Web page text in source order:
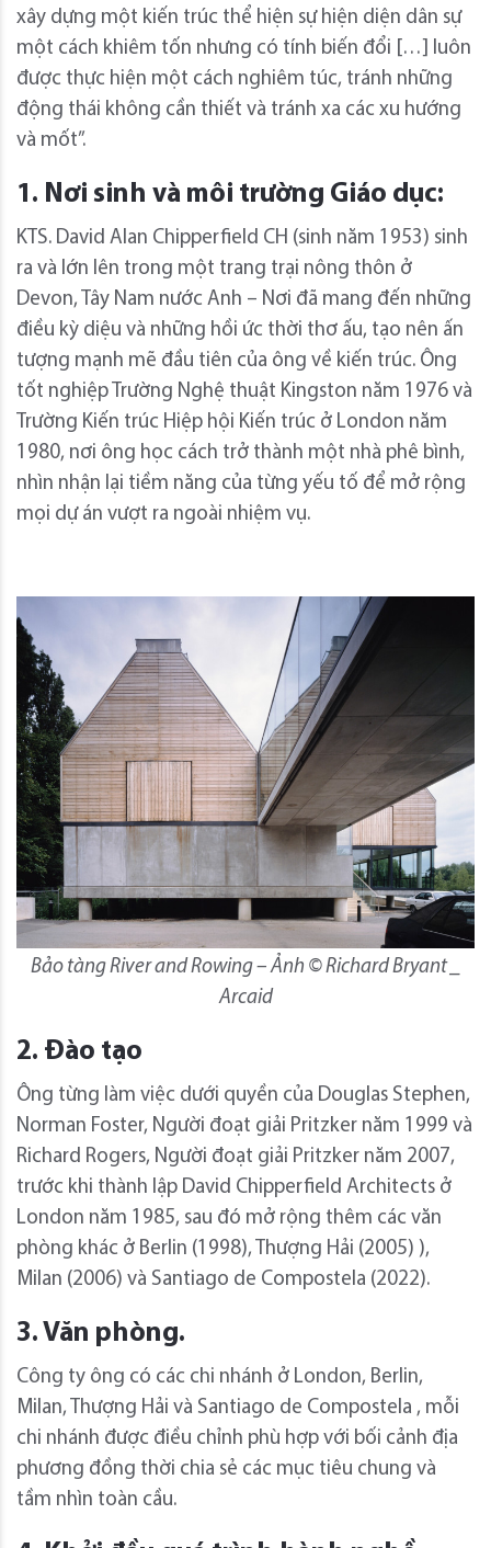
xây dựng một kiến trúc thể hiện sự hiện diện dân sự
một cách khiêm tốn nhưng có tính biến đổi […] luôn
được thực hiện một cách nghiêm túc, tránh những
động thái không cần thiết và tránh xa các xu hướng
và mốt”.
1. Nơi sinh và môi trường Giáo dục:
KTS. David Alan Chipperfield CH (sinh năm 1953) sinh
ra và lớn lên trong một trang trại nông thôn ở
Devon, Tây Nam nước Anh – Nơi đã mang đến những
điều kỳ diệu và những hồi ức thời thơ ấu, tạo nên ấn
tượng mạnh mẽ đầu tiên của ông về kiến trúc. Ông
tốt nghiệp Trường Nghệ thuật Kingston năm 1976 và
Trường Kiến trúc Hiệp hội Kiến trúc ở London năm
1980, nơi ông học cách trở thành một nhà phê bình,
nhìn nhận lại tiềm năng của từng yếu tố để mở rộng
mọi dự án vượt ra ngoài nhiệm vụ.
Bảo tàng River and Rowing – Ảnh © Richard Bryant _
Arcaid
2. Đào tạo
Ông từng làm việc dưới quyền của Douglas Stephen,
Norman Foster, Người đoạt giải Pritzker năm 1999 và
Richard Rogers, Người đoạt giải Pritzker năm 2007,
trước khi thành lập David Chipperfield Architects ở
London năm 1985, sau đó mở rộng thêm các văn
phòng khác ở Berlin (1998), Thượng Hải (2005) ),
Milan (2006) và Santiago de Compostela (2022).
3. Văn phòng.
Công ty ông có các chi nhánh ở London, Berlin,
Milan, Thượng Hải và Santiago de Compostela , mỗi
chi nhánh được điều chỉnh phù hợp với bối cảnh địa
phương đồng thời chia sẻ các mục tiêu chung và
tầm nhìn toàn cầu.